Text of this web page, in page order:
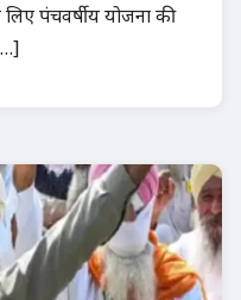
पंचवर्षीय योजना की